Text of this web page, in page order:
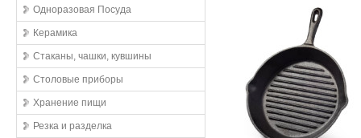
Одноразовая Посуда
Керамика
Стаканы, чашки, кувшины
Столовые приборы
Хранение пищи
Резка и разделка